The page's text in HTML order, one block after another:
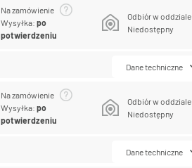
Na zamówienie
Wysyłka:po
potwierdzeniu
Odbiór w oddziale
Niedostępny
Dane techniczne
Na zamówienie
Wysyłka:po
potwierdzeniu
Odbiór w oddziale
Niedostępny
Dane techniczne